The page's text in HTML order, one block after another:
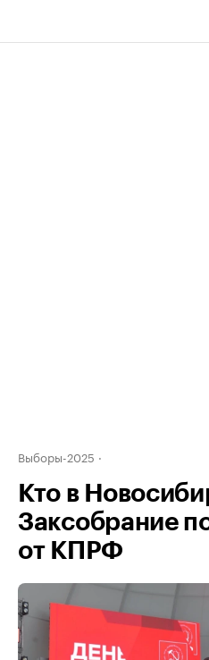
Выборы-2025
Кто в
Заксобрание
от КПРФ